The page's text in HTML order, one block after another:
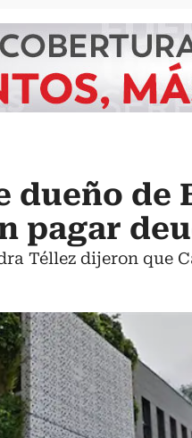
dueño de
pagar
Téllez dijeron que